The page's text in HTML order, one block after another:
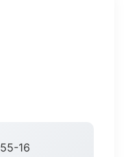
16